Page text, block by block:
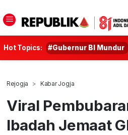
Hot Topics: #Gubernur BI Mundur
Rejogja Kabar Jogja
Viral
Ibadah Jemaat